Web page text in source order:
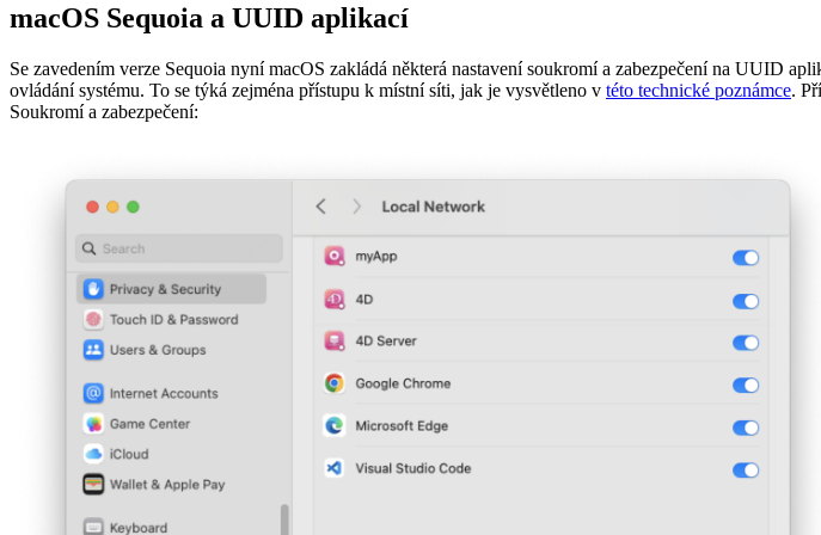
macOS Sequoia a UUID aplikací
Se zavedením verze Sequoia nyní macOS zakládá některá nastavení soukromí a zabezpečení na UUID
ovládání systému. To se týká zejména přístupu k místní síti, jak je vysvětleno v této technické poznámce.
Soukromí a zabezpečení: